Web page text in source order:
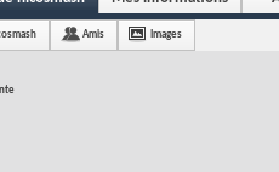
Amis Images